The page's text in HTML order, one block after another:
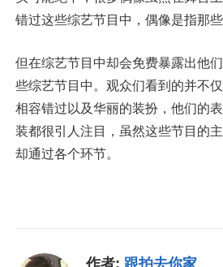
错过这些综艺节目中，偶像是指那些
但在综艺节目中却会免费暴露出他
些综艺节目中。观众们看到的并不
相容错过以及华丽的装扮，他们的
装都很引人注目，虽然这些节目的
却通过各个环节。